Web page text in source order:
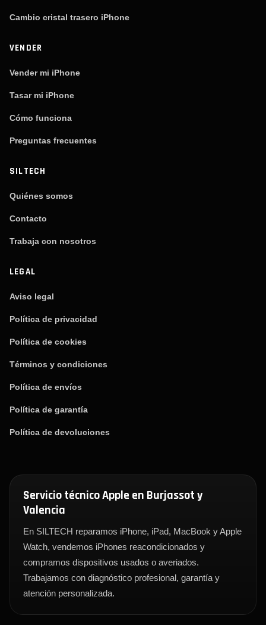
Cambio cristal trasero iPhone
VENDER
Vender mi iPhone
Tasar mi iPhone
Cómo funciona
Preguntas frecuentes
SILTECH
Quiénes somos
Contacto
Trabaja con nosotros
LEGAL
Aviso legal
Política de privacidad
Política de cookies
Términos y condiciones
Política de envíos
Política de garantía
Política de devoluciones
Servicio técnico Apple en Burjassot y
Valencia
En SILTECH reparamos iPhone, iPad, MacBook y Apple
Watch, vendemos iPhones reacondicionados y
compramos dispositivos usados o averiados.
Trabajamos con diagnóstico profesional, garantía y
atención personalizada.